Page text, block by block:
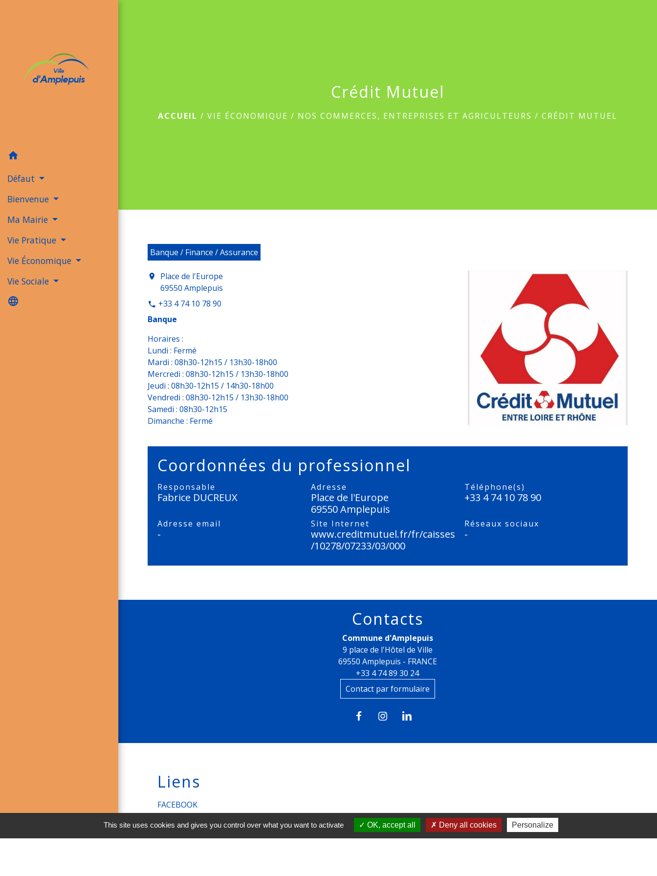
home
Défaut
Bienvenue
Ma Mairie
Vie Pratique
Vie Économique
Vie Sociale
language
Crédit Mutuel
ACCUEIL / VIE ÉCONOMIQUE / NOS COMMERCES, ENTREPRISES ET AGRICULTEURS / CRÉDIT MUTUEL
Banque / Finance / Assurance
location_on
Place de l'Europe
69550 Amplepuis
phone +33 4 74 10 78 90
Banque
Horaires :
Lundi : Fermé
Mardi : 08h30-12h15 / 13h30-18h00
Mercredi : 08h30-12h15 / 13h30-18h00
Jeudi : 08h30-12h15 / 14h30-18h00
Vendredi : 08h30-12h15 / 13h30-18h00
Samedi : 08h30-12h15
Dimanche : Fermé
Coordonnées du professionnel
Responsable
Fabrice DUCREUX
Adresse
Place de l'Europe
69550 Amplepuis
Téléphone(s)
+33 4 74 10 78 90
Adresse email
-
Site Internet
www.creditmutuel.fr/fr/caisses
/10278/07233/03/000
Réseaux sociaux
-
Contacts
Commune d'Amplepuis
9 place de l'Hôtel de Ville
69550 Amplepuis - FRANCE
+33 4 74 89 30 24
Contact par formulaire
Liens
FACEBOOK
INSTAGRAM
This site uses cookies and gives you control over what you want to activate OK, accept all Deny all cookies Personalize